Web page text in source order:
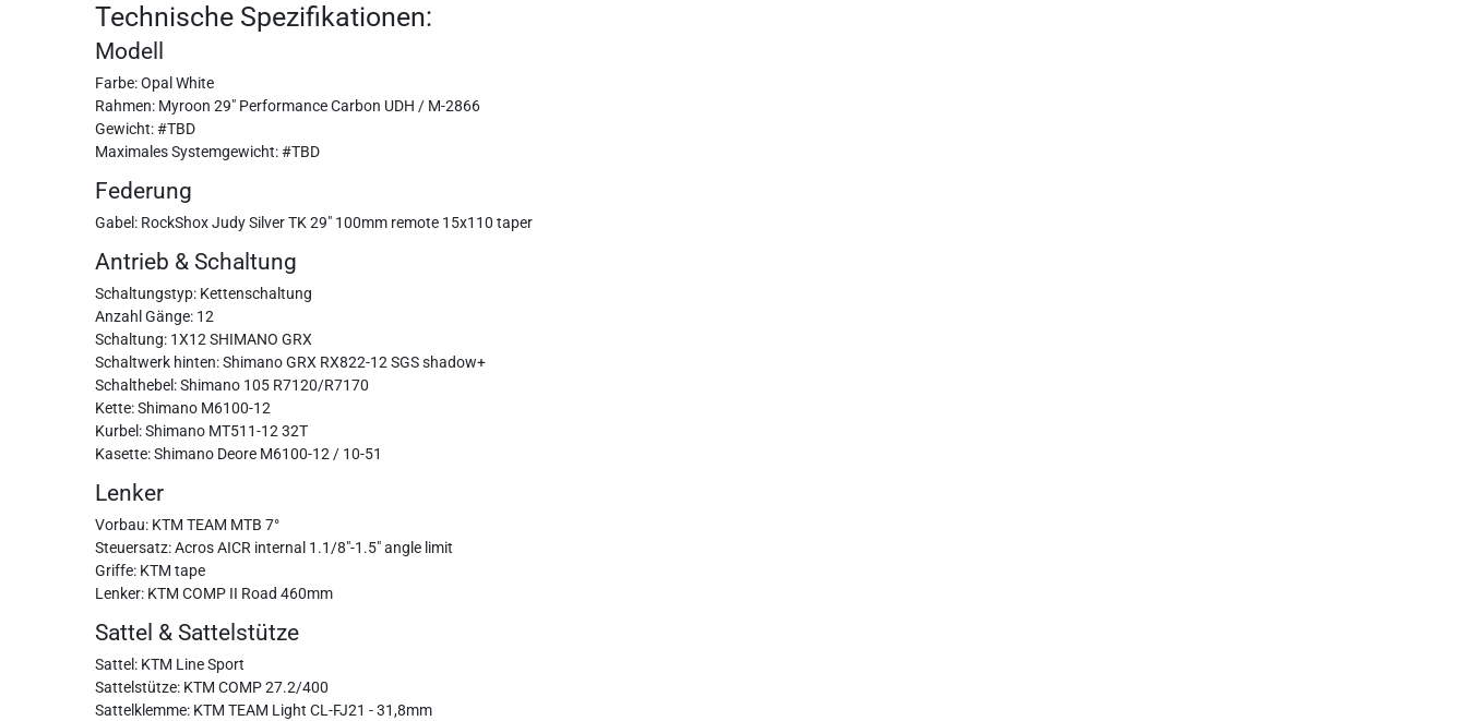
Technische Spezifikationen:
Modell
Farbe: Opal White
Rahmen: Myroon 29" Performance Carbon UDH / M-2866
Gewicht: #TBD
Maximales Systemgewicht: #TBD
Federung
Gabel: RockShox Judy Silver TK 29" 100mm remote 15x110 taper
Antrieb & Schaltung
Schaltungstyp: Kettenschaltung
Anzahl Gänge: 12
Schaltung: 1X12 SHIMANO GRX
Schaltwerk hinten: Shimano GRX RX822-12 SGS shadow+
Schalthebel: Shimano 105 R7120/R7170
Kette: Shimano M6100-12
Kurbel: Shimano MT511-12 32T
Kasette: Shimano Deore M6100-12 / 10-51
Lenker
Vorbau: KTM TEAM MTB 7°
Steuersatz: Acros AICR internal 1.1/8"-1.5" angle limit
Griffe: KTM tape
Lenker: KTM COMP II Road 460mm
Sattel & Sattelstütze
Sattel: KTM Line Sport
Sattelstütze: KTM COMP 27.2/400
Sattelklemme: KTM TEAM Light CL-FJ21 - 31,8mm